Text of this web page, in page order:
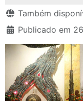
Detalhes
Também
Publicado em